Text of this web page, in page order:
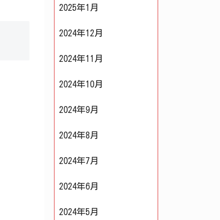
2025年1月
2024年12月
2024年11月
2024年10月
2024年9月
2024年8月
2024年7月
2024年6月
2024年5月